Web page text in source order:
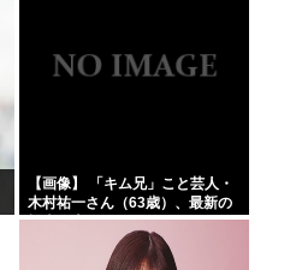
【画像】 「キム兄」こと芸人・
木村祐一さん（63歳）、最新の
松本人志さんとのツーショット
が完全に別人だとネット騒然！
「マジで誰かわからん」...